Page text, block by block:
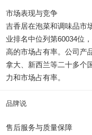
市场表现与竞争
吉香居在泡菜和调味品市
业排名中位列第60034位
高的市场占有率。公司产
拿大、新西兰等二十多个
力和市场占有率。
品牌说
售后服务与质量保障